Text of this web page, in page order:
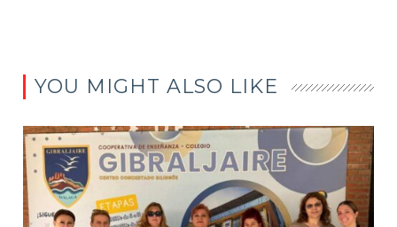
YOU MIGHT ALSO LIKE